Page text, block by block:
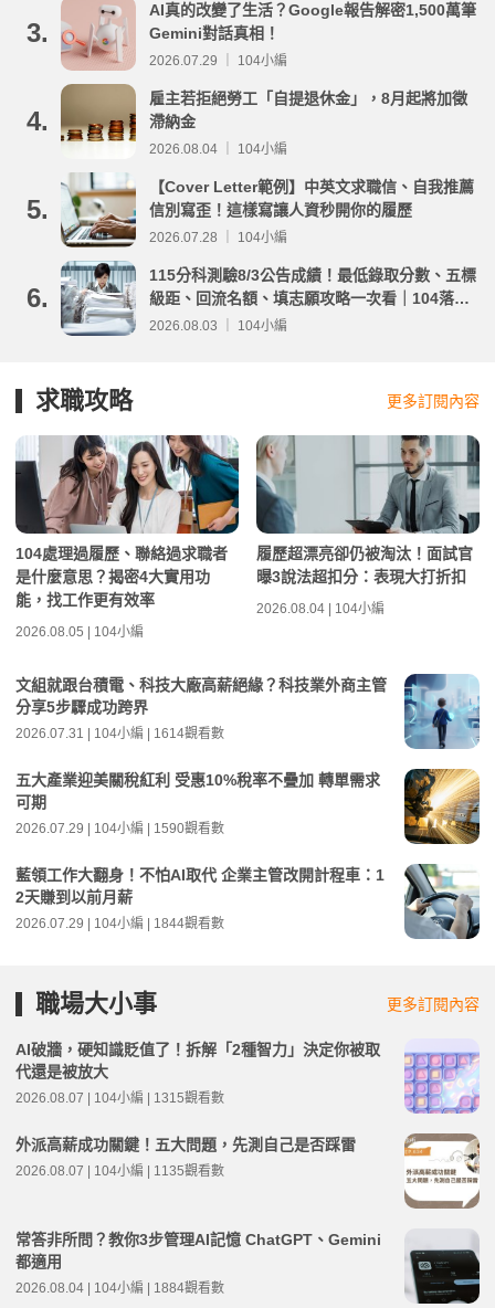
3.
AI真的改變了生活？Google報告解密1,500萬筆
Gemini對話真相！
2026.07.29 ｜ 104小編
4.
雇主若拒絕勞工「自提退休金」，8月起將加徵
滯納金
2026.08.04 ｜ 104小編
5.
【Cover Letter範例】中英文求職信、自我推薦
信別寫歪！這樣寫讓人資秒開你的履歷
2026.07.28 ｜ 104小編
6.
115分科測驗8/3公告成績！最低錄取分數、五標
級距、回流名額、填志願攻略一次看｜104落點
分析
2026.08.03 ｜ 104小編
求職攻略 更多訂閱內容
104處理過履歷、聯絡過求職者
是什麼意思？揭密4大實用功
能，找工作更有效率
2026.08.05 | 104小編
履歷超漂亮卻仍被淘汰！面試官
曝3說法超扣分：表現大打折扣
2026.08.04 | 104小編
文組就跟台積電、科技大廠高薪絕緣？科技業外商主管
分享5步驟成功跨界
2026.07.31 | 104小編 | 1614觀看數
五大產業迎美關稅紅利 受惠10%稅率不疊加 轉單需求
可期
2026.07.29 | 104小編 | 1590觀看數
藍領工作大翻身！不怕AI取代 企業主管改開計程車：1
2天賺到以前月薪
2026.07.29 | 104小編 | 1844觀看數
職場大小事 更多訂閱內容
AI破牆，硬知識貶值了！拆解「2種智力」決定你被取
代還是被放大
2026.08.07 | 104小編 | 1315觀看數
外派高薪成功關鍵！五大問題，先測自己是否踩雷
2026.08.07 | 104小編 | 1135觀看數
常答非所問？教你3步管理AI記憶 ChatGPT、Gemini
都適用
2026.08.04 | 104小編 | 1884觀看數